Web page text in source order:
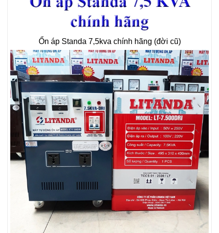
Ổn áp Standa 7,5kva chính hãng (đời cũ)